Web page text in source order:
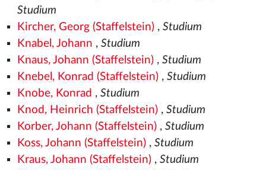
Studium
Kircher, Georg (Staffelstein), Studium
Knabel, Johann , Studium
Knaus, Johann (Staffelstein), Studium
Knebel, Konrad (Staffelstein), Studium
Knobe, Konrad , Studium
Knod, Heinrich (Staffelstein), Studium
Korber, Johann (Staffelstein), Studium
Koss, Johann (Staffelstein), Studium
Kraus, Johann (Staffelstein), Studium